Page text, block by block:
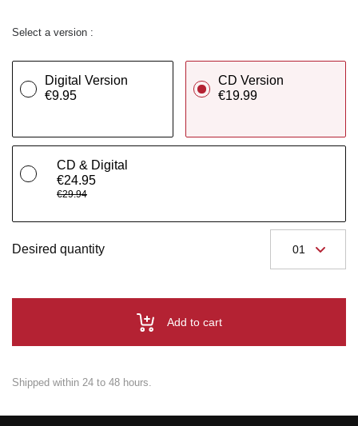
Select a version :
Digital Version
€9.95
CD Version
€19.99
CD & Digital
€24.95
€29.94
Desired quantity
Add to cart
Shipped within 24 to 48 hours.